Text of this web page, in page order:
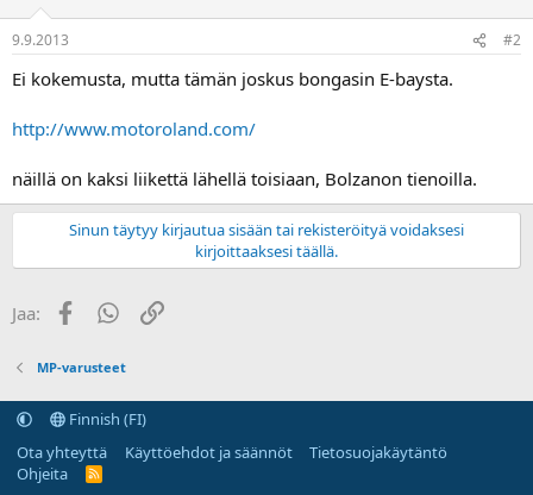
9.9.2013 #2
Ei kokemusta, mutta tämän joskus bongasin E-baysta.
http://www.motoroland.com/
näillä on kaksi liikettä lähellä toisiaan, Bolzanon tienoilla.
Sinun täytyy kirjautua sisään tai rekisteröityä voidaksesi
kirjoittaaksesi täällä.
Jaa: FacebookWhatsApp
Linkki
MP-varusteet
Finnish (FI)
Ota yhteyttä
Käyttöehdot ja säännöt
Tietosuojakäytäntö
Ohjeita
R